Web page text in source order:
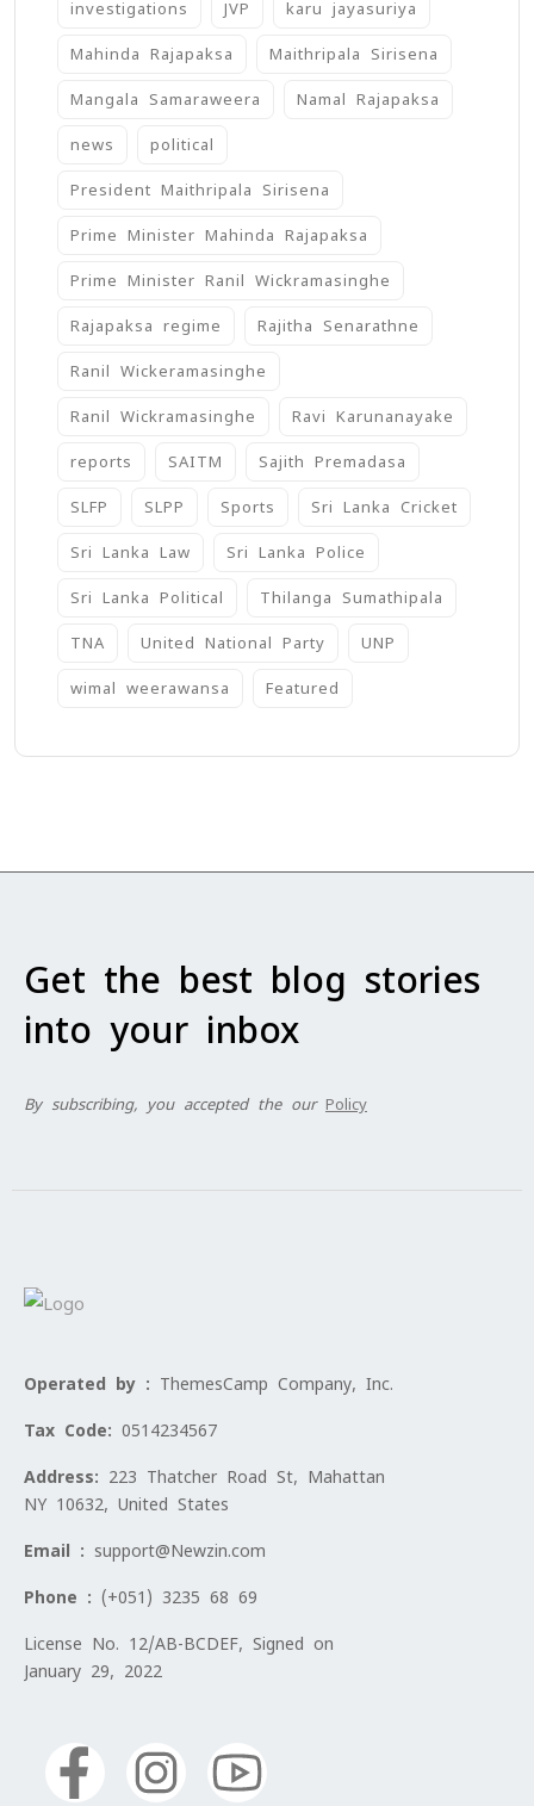
investigations JVP karu jayasuriya
Mahinda Rajapaksa Maithripala Sirisena
Mangala Samaraweera Namal Rajapaksa
news political
President Maithripala Sirisena
Prime Minister Mahinda Rajapaksa
Prime Minister Ranil Wickramasinghe
Rajapaksa regime Rajitha Senarathne
Ranil Wickeramasinghe
Ranil Wickramasinghe Ravi Karunanayake
reports SAITM Sajith Premadasa
SLFP SLPP Sports Sri Lanka Cricket
Sri Lanka Law Sri Lanka Police
Sri Lanka Political Thilanga Sumathipala
TNA United National Party UNP
wimal weerawansa ‍Featured
Get the best blog stories
into your inbox
By subscribing, you accepted the our Policy
Operated by : ThemesCamp Company, Inc.
Tax Code: 0514234567
Address: 223 Thatcher Road St, Mahattan
NY 10632, United States
Email : support@Newzin.com
Phone : (+051) 3235 68 69
License No. 12/AB-BCDEF, Signed on
January 29, 2022